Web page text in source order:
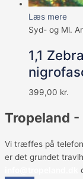
Læs mere
Syd- og Ml.
1,1
399,00 kr.
Tropeland -
Vi træffes på
er det grundet